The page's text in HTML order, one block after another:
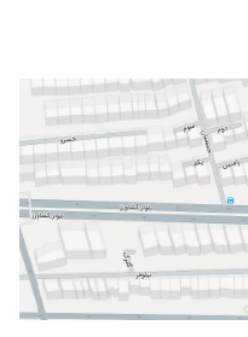
۱۴۰۴/۰۷/۱۰
۱۴۰۰/۱۰/۱۹
۱۴۰۵/۰۵/۱۸
۱۴۰۳/۱۱/۲۹
۱۴۰۲/۱۱/۱۰
تجویز شده را مصرف
داشت اما بعدازمدتی
شرایط خود داروهارا رها
۱۴۰۲/۱۲/۱۵